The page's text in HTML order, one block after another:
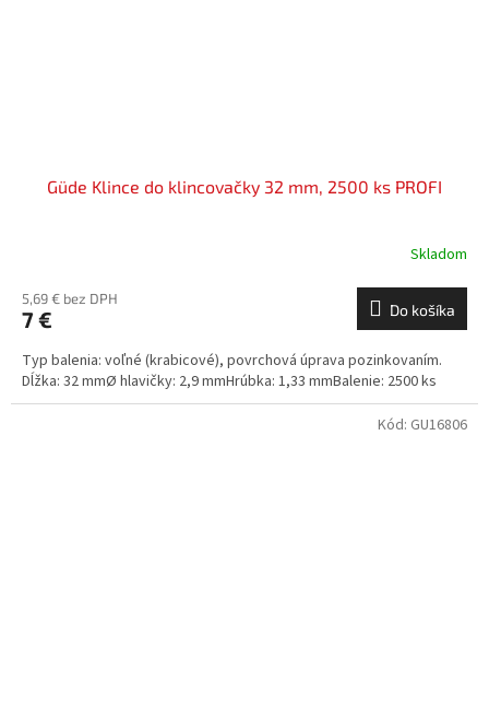
Güde Klince do klincovačky 32 mm, 2500 ks PROFI
Skladom
5,69 € bez DPH
7 € Do košíka
Typ balenia: voľné (krabicové), povrchová úprava pozinkovaním.
Dĺžka: 32 mmØ hlavičky: 2,9 mmHrúbka: 1,33 mmBalenie: 2500 ks
Kód: GU16806